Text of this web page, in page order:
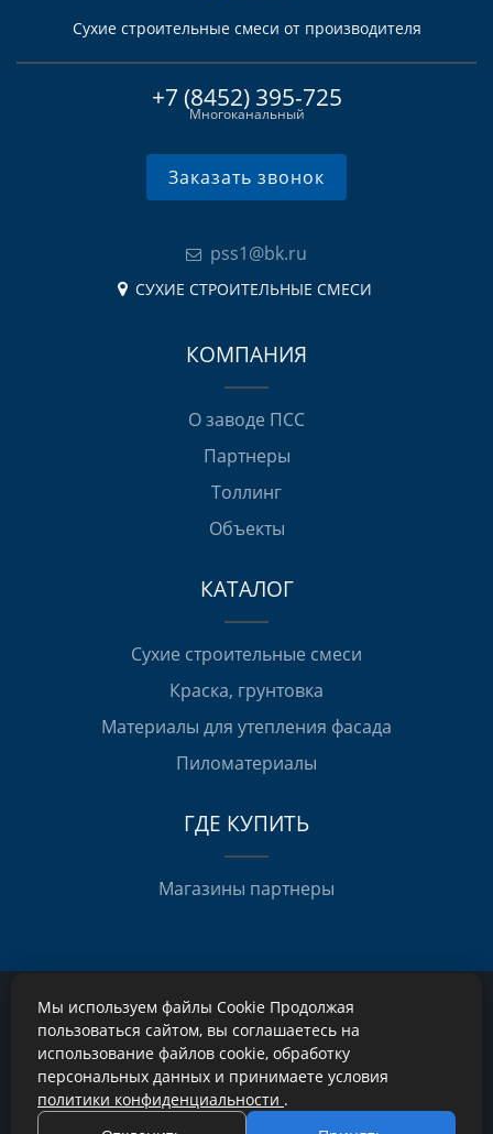
Сухие строительные смеси от производителя
+7 (8452) 395-725
Многоканальный
Заказать звонок
pss1@bk.ru
СУХИЕ СТРОИТЕЛЬНЫЕ СМЕСИ
КОМПАНИЯ
О заводе ПСС
Партнеры
Толлинг
Объекты
КАТАЛОГ
Сухие строительные смеси
Краска, грунтовка
Материалы для утепления фасада
Пиломатериалы
ГДЕ КУПИТЬ
Магазины партнеры
2026 © Все права защищены
Политика в отношении обработки персональных данных
Карта сайта
Мы используем файлы Cookie Продолжая
пользоваться сайтом, вы соглашаетесь на
использование файлов cookie, обработку
персональных данных и принимаете условия
политики конфиденциальности .